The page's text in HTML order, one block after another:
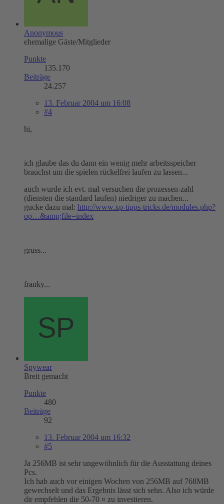
Anonymous
ehemalige Gäste/Mitglieder
Punkte
135.170
Beiträge
24.257
13. Februar 2004 um 16:08
#4
hi,
ich glaube das du dann ein wenig mehr arbeitsspeicher
brauchst um die spielen rückelfrei laufen zu lassen...
auch wurde ich evt. mal versuchen die prozessen-zahl
(diensten die standard laufen) niedriger zu machen...
gucke dazu mal: http://www.xp-tipps-tricks.de/modules.php?
op…&amp;file=index
gruss...
franky...
Spywear
Breit gemacht
Punkte
480
Beiträge
92
13. Februar 2004 um 16:32
#5
Ja 256MB ist sehr ungewöhnlich für die Ausstattung deines
Pcs.
Ich hab auch vor einigen Wochen von 256MB auf 768MB
gewechselt und das Ergebnis lässt sich sehn. Also ich würde
dir empfehlen die 50-70 ¤ zu investieren.